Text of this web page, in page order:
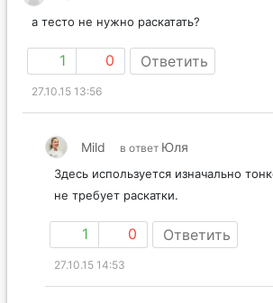
а тесто не нужно раскатать?
1 0 Ответить
27.10.15 13:56
Mild в ответ Юля
Здесь используется изначально
не требует раскатки.
1 0 Ответить
27.10.15 14:53